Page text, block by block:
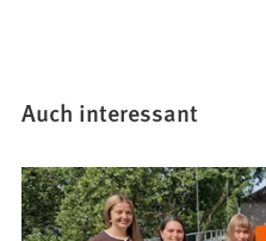
Auch interessant